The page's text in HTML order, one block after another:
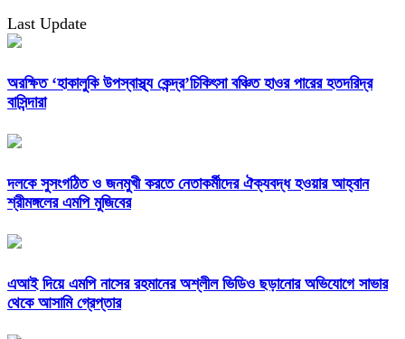
Last Update
অরক্ষিত ‘হাকালুকি উপস্বাস্থ্য কেন্দ্র’চিকিৎসা বঞ্চিত হাওর পারের হতদরিদ্র
বাসিন্দারা
দলকে সুসংগঠিত ও জনমুখী করতে নেতাকর্মীদের ঐক্যবদ্ধ হওয়ার আহ্বান
শ্রীমঙ্গলের এমপি মুজিবের
এআই দিয়ে এমপি নাসের রহমানের অশ্লীল ভিডিও ছড়ানোর অভিযোগে সাভার
থেকে আসামি গ্রেপ্তার